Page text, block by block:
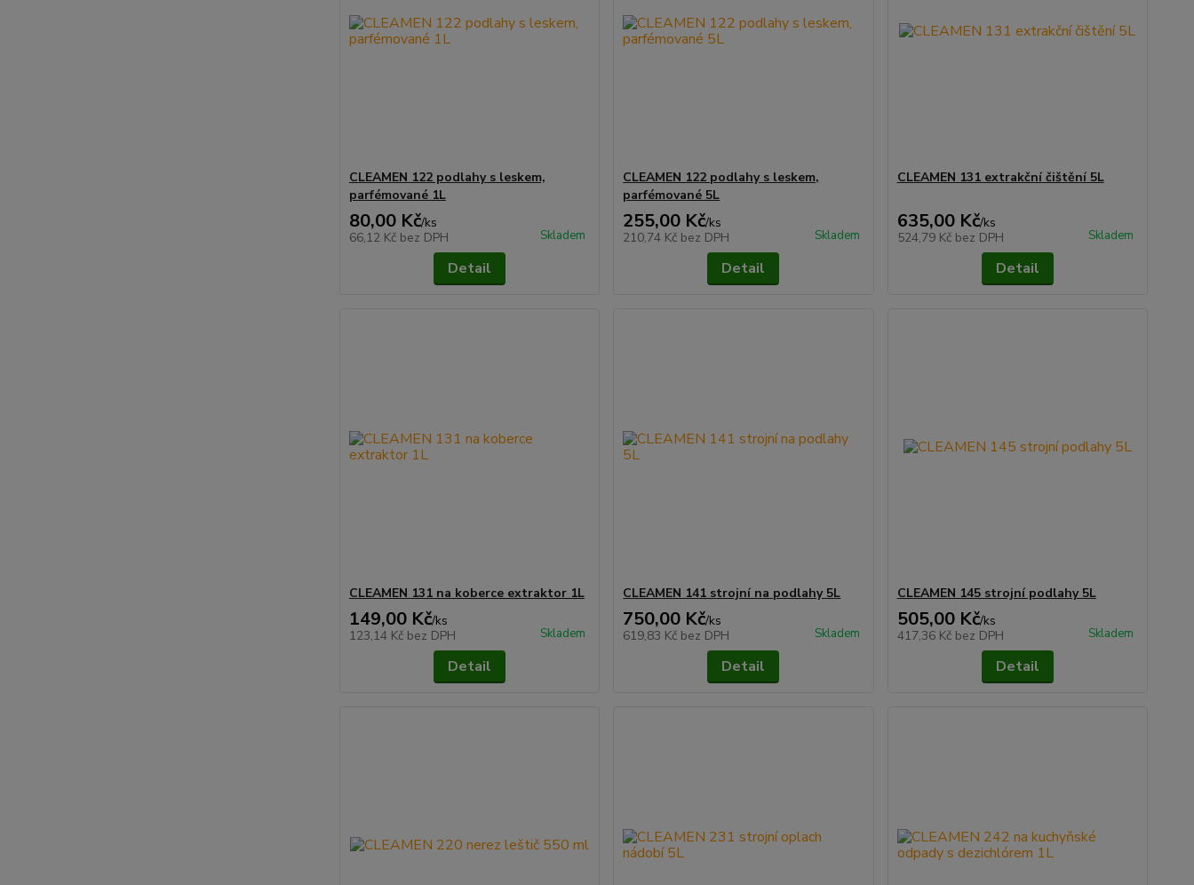
CLEAMEN 122 podlahy s leskem,
parfémované 1L
80,00 Kč/ks
66,12 Kč bez DPH Skladem
Detail
CLEAMEN 122 podlahy s leskem,
parfémované 5L
255,00 Kč/ks
210,74 Kč bez DPH Skladem
Detail
CLEAMEN 131 extrakční čištění 5L
635,00 Kč/ks
524,79 Kč bez DPH Skladem
Detail
CLEAMEN 131 na koberce extraktor 1L
149,00 Kč/ks
123,14 Kč bez DPH Skladem
Detail
CLEAMEN 141 strojní na podlahy 5L
750,00 Kč/ks
619,83 Kč bez DPH Skladem
Detail
CLEAMEN 145 strojní podlahy 5L
505,00 Kč/ks
417,36 Kč bez DPH Skladem
Detail